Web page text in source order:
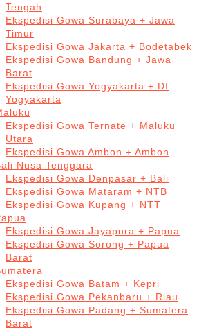
Tengah
Ekspedisi Gowa Surabaya + Jawa
Timur
Ekspedisi Gowa Jakarta + Bodetabek
Ekspedisi Gowa Bandung + Jawa
Barat
Ekspedisi Gowa Yogyakarta + DI
Yogyakarta
Ekspedisi Gowa Ternate + Maluku
Utara
Ekspedisi Gowa Ambon + Ambon
Nusa Tenggara
Ekspedisi Gowa Denpasar + Bali
Ekspedisi Gowa Mataram + NTB
Ekspedisi Gowa Kupang + NTT
Ekspedisi Gowa Jayapura + Papua
Ekspedisi Gowa Sorong + Papua
Barat
Ekspedisi Gowa Batam + Kepri
Ekspedisi Gowa Pekanbaru + Riau
Ekspedisi Gowa Padang + Sumatera
Barat